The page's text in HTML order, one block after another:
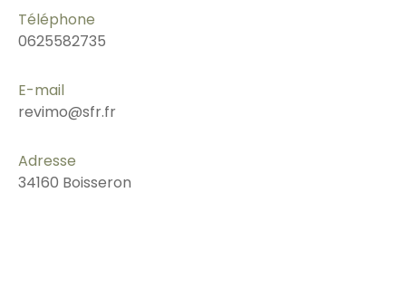
Téléphone
0625582735
E-mail
revimo@sfr.fr
Adresse
34160 Boisseron